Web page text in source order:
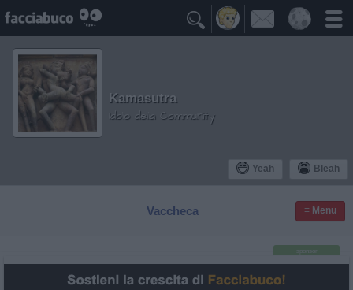

Yeah Bleah
Kamasutra
Idolo della Community
Vaccheca ≡ Menu